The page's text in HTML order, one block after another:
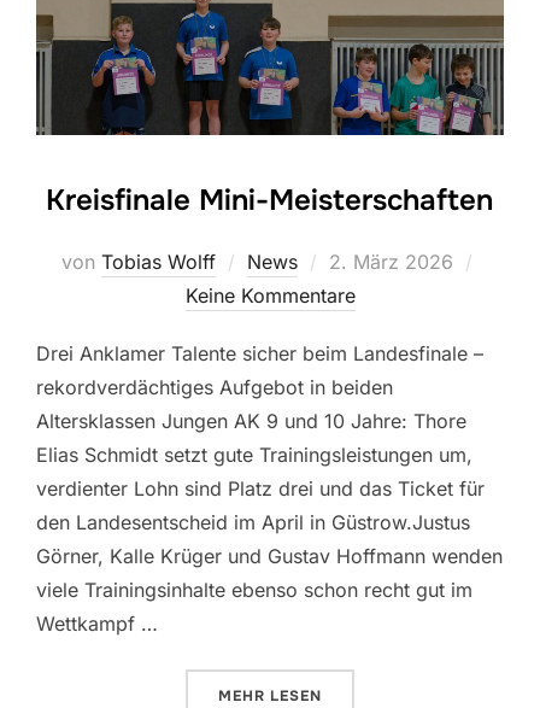
Kreisfinale Mini-Meisterschaften
von Tobias Wolff News
Veröffentlicht
am
2. März 2026
Keine Kommentare
Drei Anklamer Talente sicher beim Landesfinale –
rekordverdächtiges Aufgebot in beiden
Altersklassen Jungen AK 9 und 10 Jahre: Thore
Elias Schmidt setzt gute Trainingsleistungen um,
verdienter Lohn sind Platz drei und das Ticket für
den Landesentscheid im April in Güstrow.Justus
Görner, Kalle Krüger und Gustav Hoffmann wenden
viele Trainingsinhalte ebenso schon recht gut im
Wettkampf …
MEHR ÜBER „KREISFINALE MINI-
LESEN